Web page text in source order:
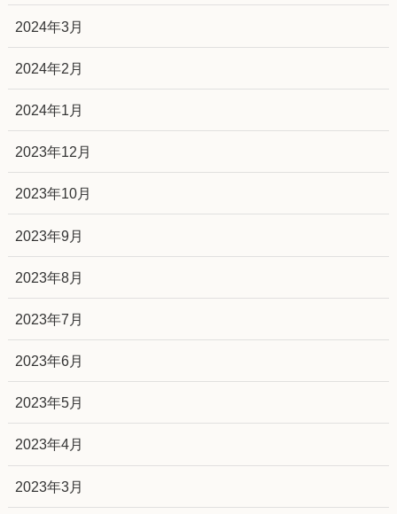
2024年3月
2024年2月
2024年1月
2023年12月
2023年10月
2023年9月
2023年8月
2023年7月
2023年6月
2023年5月
2023年4月
2023年3月